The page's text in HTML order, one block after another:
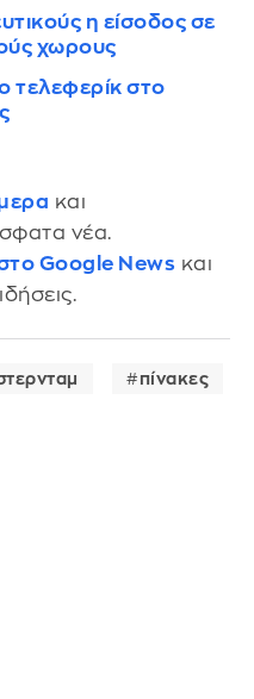
η είσοδος σε
χωρους
τελεφερίκ στο
και
νέα.
Google News και
πίνακες